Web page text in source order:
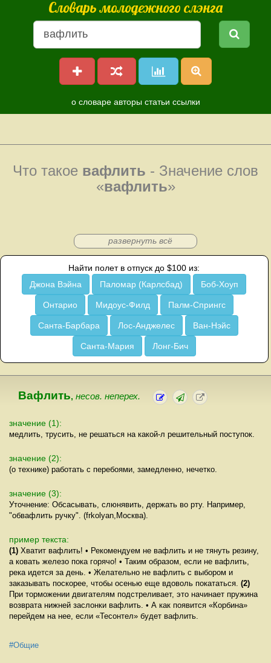
Словарь молодежного слэнга
о словаре авторы статьи ссылки
Что такое вафлить - Значение слов
«вафлить»
развернуть всё
Найти полет в отпуск до $100 из:
Джона Вэйна
Паломар (Карлсбад) Боб-Хоуп
Онтарио Мидоус-Филд Палм-Спрингс
Санта-Барбара Лос-Анджелес Ван-Нэйс
Санта-Мария Лонг-Бич
Вафлить, несов. неперех.
значение (1):
медлить, трусить, не решаться на какой-л решительный поступок.
значение (2):
(о технике) работать с перебоями, замедленно, нечетко.
значение (3):
Уточнение: Обсасывать, слюнявить, держать во рту. Например,
"обвафлить ручку". (frkolyan,Москва).
пример текста:
(1) Хватит вафлить! • Рекомендуем не вафлить и не тянуть резину,
а ковать железо пока горячо! • Таким образом, если не вафлить,
река идется за день. • Желательно не вафлить с выбором и
заказывать поскорее, чтобы осенью еще вдоволь покататься. (2)
При торможении двигателям подстреливает, это начинает пружина
возврата нижней заслонки вафлить. • А как появится «Корбина»
перейдем на нее, если «Тесонтел» будет вафлить.
#Общие